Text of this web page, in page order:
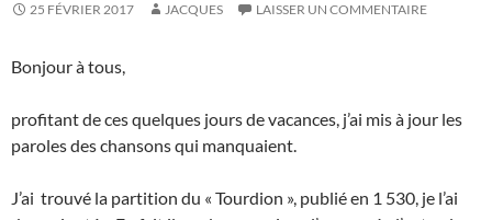
25 FÉVRIER 2017 JACQUES LAISSER UN COMMENTAIRE
Bonjour à tous,
profitant de ces quelques jours de vacances, j’ai mis à jour les
paroles des chansons qui manquaient.
J’ai trouvé la partition du « Tourdion », publié en 1 530, je l’ai